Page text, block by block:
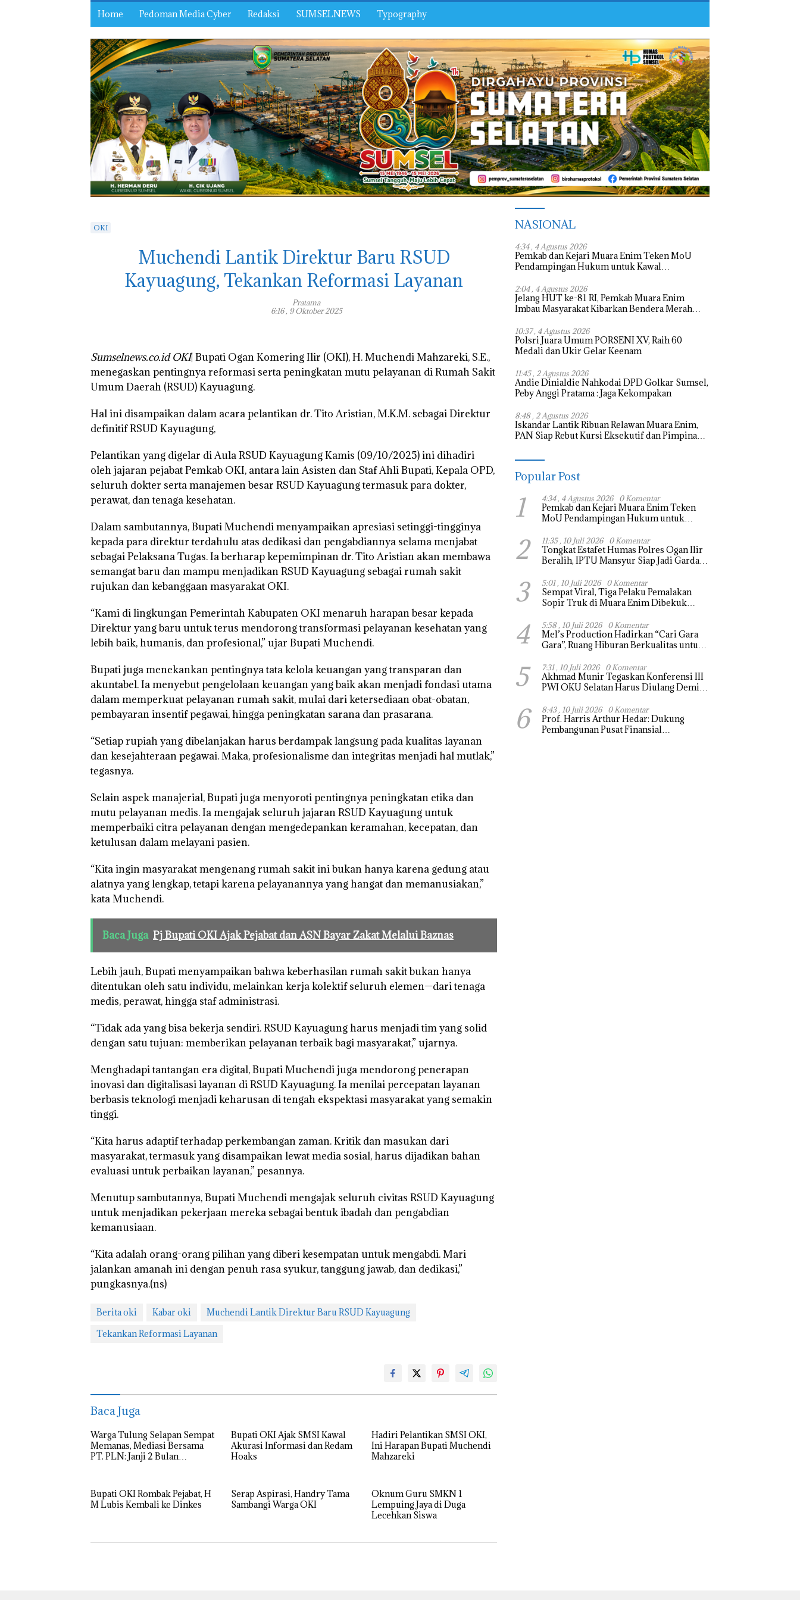
Home Pedoman Media Cyber Redaksi SUMSELNEWS Typography
OKI
Muchendi Lantik Direktur Baru RSUD
Kayuagung, Tekankan Reformasi Layanan
Pratama
6:16 , 9 Oktober 2025
Sumselnews.co.id OKI| Bupati Ogan Komering Ilir (OKI), H. Muchendi Mahzareki, S.E.,
menegaskan pentingnya reformasi serta peningkatan mutu pelayanan di Rumah Sakit
Umum Daerah (RSUD) Kayuagung.
Hal ini disampaikan dalam acara pelantikan dr. Tito Aristian, M.K.M. sebagai Direktur
definitif RSUD Kayuagung,
Pelantikan yang digelar di Aula RSUD Kayuagung Kamis (09/10/2025) ini dihadiri
oleh jajaran pejabat Pemkab OKI, antara lain Asisten dan Staf Ahli Bupati, Kepala OPD,
seluruh dokter serta manajemen besar RSUD Kayuagung termasuk para dokter,
perawat, dan tenaga kesehatan.
Dalam sambutannya, Bupati Muchendi menyampaikan apresiasi setinggi-tingginya
kepada para direktur terdahulu atas dedikasi dan pengabdiannya selama menjabat
sebagai Pelaksana Tugas. Ia berharap kepemimpinan dr. Tito Aristian akan membawa
semangat baru dan mampu menjadikan RSUD Kayuagung sebagai rumah sakit
rujukan dan kebanggaan masyarakat OKI.
“Kami di lingkungan Pemerintah Kabupaten OKI menaruh harapan besar kepada
Direktur yang baru untuk terus mendorong transformasi pelayanan kesehatan yang
lebih baik, humanis, dan profesional,” ujar Bupati Muchendi.
Bupati juga menekankan pentingnya tata kelola keuangan yang transparan dan
akuntabel. Ia menyebut pengelolaan keuangan yang baik akan menjadi fondasi utama
dalam memperkuat pelayanan rumah sakit, mulai dari ketersediaan obat-obatan,
pembayaran insentif pegawai, hingga peningkatan sarana dan prasarana.
“Setiap rupiah yang dibelanjakan harus berdampak langsung pada kualitas layanan
dan kesejahteraan pegawai. Maka, profesionalisme dan integritas menjadi hal mutlak,”
tegasnya.
Selain aspek manajerial, Bupati juga menyoroti pentingnya peningkatan etika dan
mutu pelayanan medis. Ia mengajak seluruh jajaran RSUD Kayuagung untuk
memperbaiki citra pelayanan dengan mengedepankan keramahan, kecepatan, dan
ketulusan dalam melayani pasien.
“Kita ingin masyarakat mengenang rumah sakit ini bukan hanya karena gedung atau
alatnya yang lengkap, tetapi karena pelayanannya yang hangat dan memanusiakan,”
kata Muchendi.
Baca Juga Pj Bupati OKI Ajak Pejabat dan ASN Bayar Zakat Melalui Baznas
Lebih jauh, Bupati menyampaikan bahwa keberhasilan rumah sakit bukan hanya
ditentukan oleh satu individu, melainkan kerja kolektif seluruh elemen—dari tenaga
medis, perawat, hingga staf administrasi.
“Tidak ada yang bisa bekerja sendiri. RSUD Kayuagung harus menjadi tim yang solid
dengan satu tujuan: memberikan pelayanan terbaik bagi masyarakat,” ujarnya.
Menghadapi tantangan era digital, Bupati Muchendi juga mendorong penerapan
inovasi dan digitalisasi layanan di RSUD Kayuagung. Ia menilai percepatan layanan
berbasis teknologi menjadi keharusan di tengah ekspektasi masyarakat yang semakin
tinggi.
“Kita harus adaptif terhadap perkembangan zaman. Kritik dan masukan dari
masyarakat, termasuk yang disampaikan lewat media sosial, harus dijadikan bahan
evaluasi untuk perbaikan layanan,” pesannya.
Menutup sambutannya, Bupati Muchendi mengajak seluruh civitas RSUD Kayuagung
untuk menjadikan pekerjaan mereka sebagai bentuk ibadah dan pengabdian
kemanusiaan.
“Kita adalah orang-orang pilihan yang diberi kesempatan untuk mengabdi. Mari
jalankan amanah ini dengan penuh rasa syukur, tanggung jawab, dan dedikasi,”
pungkasnya.(ns)
Berita oki Kabar oki
Muchendi Lantik Direktur Baru RSUD Kayuagung
Tekankan Reformasi Layanan
Baca Juga
Warga Tulung Selapan Sempat
Memanas, Mediasi Bersama
PT. PLN: Janji 2 Bulan
Bupati OKI Ajak SMSI Kawal
Akurasi Informasi dan Redam
Hoaks
Hadiri Pelantikan SMSI OKI,
Ini Harapan Bupati Muchendi
Mahzareki
Bupati OKI Rombak Pejabat, H
M Lubis Kembali ke Dinkes
Serap Aspirasi, Handry Tama
Sambangi Warga OKI
Oknum Guru SMKN 1
Lempuing Jaya di Duga
Lecehkan Siswa
NASIONAL
4:34 , 4 Agustus 2026
Pemkab dan Kejari Muara Enim Teken MoU
Pendampingan Hukum untuk Kawal
2:04 , 4 Agustus 2026
Jelang HUT ke-81 RI, Pemkab Muara Enim
Imbau Masyarakat Kibarkan Bendera Merah
10:37 , 4 Agustus 2026
Polsri Juara Umum PORSENI XV, Raih 60
Medali dan Ukir Gelar Keenam
11:45 , 2 Agustus 2026
Andie Dinialdie Nahkodai DPD Golkar Sumsel,
Peby Anggi Pratama : Jaga Kekompakan
8:48 , 2 Agustus 2026
Iskandar Lantik Ribuan Relawan Muara Enim,
PAN Siap Rebut Kursi Eksekutif dan Pimpinan
Popular Post
1 4:34 , 4 Agustus 2026 0 Komentar
Pemkab dan Kejari Muara Enim Teken
MoU Pendampingan Hukum untuk
2 11:35 , 10 Juli 2026 0 Komentar
Tongkat Estafet Humas Polres Ogan Ilir
Beralih, IPTU Mansyur Siap Jadi Garda
3 5:01 , 10 Juli 2026 0 Komentar
Sempat Viral, Tiga Pelaku Pemalakan
Sopir Truk di Muara Enim Dibekuk
4 5:58 , 10 Juli 2026 0 Komentar
Mel’s Production Hadirkan “Cari Gara
Gara”, Ruang Hiburan Berkualitas untuk
5 7:31 , 10 Juli 2026 0 Komentar
Akhmad Munir Tegaskan Konferensi III
PWI OKU Selatan Harus Diulang Demi
6 8:43 , 10 Juli 2026 0 Komentar
Prof. Harris Arthur Hedar: Dukung
Pembangunan Pusat Finansial